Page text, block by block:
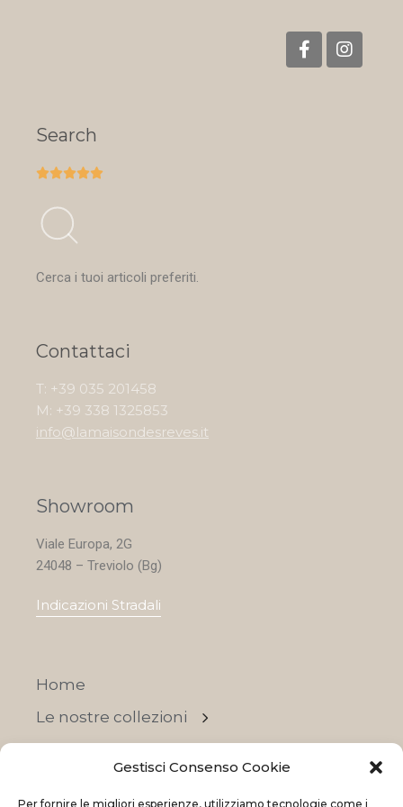
Gestisci Consenso Cookie
Per fornire le migliori esperienze, utilizziamo tecnologie come i
Search

Cerca i tuoi articoli preferiti.
Contattaci
T: +39 035 201458
M: +39 338 1325853
info@lamaisondesreves.it
Showroom
Viale Europa, 2G
24048 – Treviolo (Bg)
Indicazioni Stradali
Home
Le nostre collezioni